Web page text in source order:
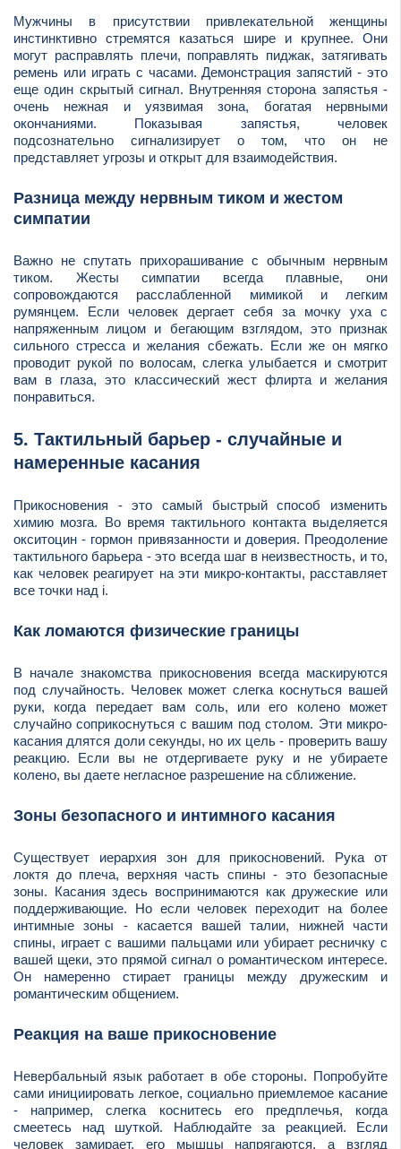
Мужчины в присутствии привлекательной женщины
инстинктивно стремятся казаться шире и крупнее. Они
могут расправлять плечи, поправлять пиджак, затягивать
ремень или играть с часами. Демонстрация запястий - это
еще один скрытый сигнал. Внутренняя сторона запястья -
очень нежная и уязвимая зона, богатая нервными
окончаниями. Показывая запястья, человек
подсознательно сигнализирует о том, что он не
представляет угрозы и открыт для взаимодействия.
Разница между нервным тиком и жестом
симпатии
Важно не спутать прихорашивание с обычным нервным
тиком. Жесты симпатии всегда плавные, они
сопровождаются расслабленной мимикой и легким
румянцем. Если человек дергает себя за мочку уха с
напряженным лицом и бегающим взглядом, это признак
сильного стресса и желания сбежать. Если же он мягко
проводит рукой по волосам, слегка улыбается и смотрит
вам в глаза, это классический жест флирта и желания
понравиться.
5. Тактильный барьер - случайные и
намеренные касания
Прикосновения - это самый быстрый способ изменить
химию мозга. Во время тактильного контакта выделяется
окситоцин - гормон привязанности и доверия. Преодоление
тактильного барьера - это всегда шаг в неизвестность, и то,
как человек реагирует на эти микро-контакты, расставляет
все точки над i.
Как ломаются физические границы
В начале знакомства прикосновения всегда маскируются
под случайность. Человек может слегка коснуться вашей
руки, когда передает вам соль, или его колено может
случайно соприкоснуться с вашим под столом. Эти микро-
касания длятся доли секунды, но их цель - проверить вашу
реакцию. Если вы не отдергиваете руку и не убираете
колено, вы даете негласное разрешение на сближение.
Зоны безопасного и интимного касания
Существует иерархия зон для прикосновений. Рука от
локтя до плеча, верхняя часть спины - это безопасные
зоны. Касания здесь воспринимаются как дружеские или
поддерживающие. Но если человек переходит на более
интимные зоны - касается вашей талии, нижней части
спины, играет с вашими пальцами или убирает ресничку с
вашей щеки, это прямой сигнал о романтическом интересе.
Он намеренно стирает границы между дружеским и
романтическим общением.
Реакция на ваше прикосновение
Невербальный язык работает в обе стороны. Попробуйте
сами инициировать легкое, социально приемлемое касание
- например, слегка коснитесь его предплечья, когда
смеетесь над шуткой. Наблюдайте за реакцией. Если
человек замирает, его мышцы напрягаются, а взгляд